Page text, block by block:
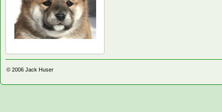
© 2006 Jack Huser